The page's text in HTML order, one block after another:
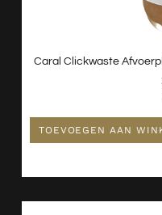
Caral Clickwaste
TOEVOEGEN AAN